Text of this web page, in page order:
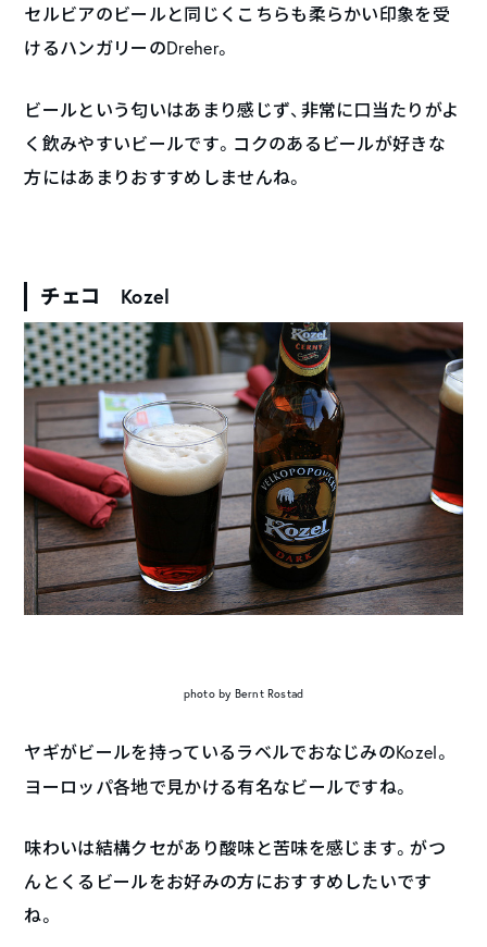
セルビアのビールと同じくこちらも柔らかい印象を受
けるハンガリーのDreher。
ビールという匂いはあまり感じず、非常に口当たりがよ
く飲みやすいビールです。コクのあるビールが好きな
方にはあまりおすすめしませんね。
チェコ Kozel
photo by Bernt Rostad
ヤギがビールを持っているラベルでおなじみのKozel。
ヨーロッパ各地で見かける有名なビールですね。
味わいは結構クセがあり酸味と苦味を感じます。がつ
んとくるビールをお好みの方におすすめしたいです
ね。